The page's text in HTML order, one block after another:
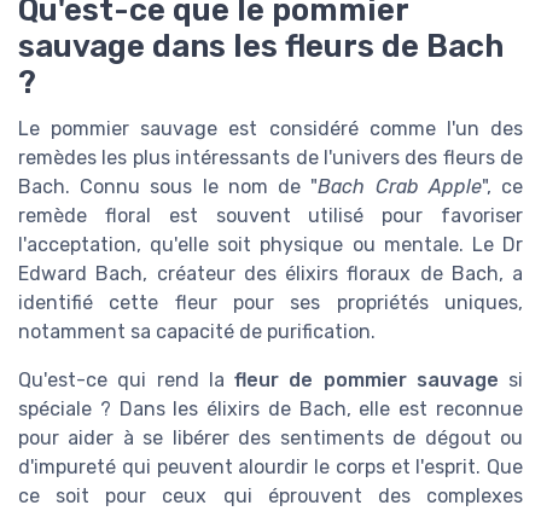
Qu'est-ce que le pommier
sauvage dans les fleurs de Bach
?
Le pommier sauvage est considéré comme l'un des
remèdes les plus intéressants de l'univers des fleurs de
Bach. Connu sous le nom de "Bach Crab Apple", ce
remède floral est souvent utilisé pour favoriser
l'acceptation, qu'elle soit physique ou mentale. Le Dr
Edward Bach, créateur des élixirs floraux de Bach, a
identifié cette fleur pour ses propriétés uniques,
notamment sa capacité de purification.
Qu'est-ce qui rend la fleur de pommier sauvage si
spéciale ? Dans les élixirs de Bach, elle est reconnue
pour aider à se libérer des sentiments de dégout ou
d'impureté qui peuvent alourdir le corps et l'esprit. Que
ce soit pour ceux qui éprouvent des complexes